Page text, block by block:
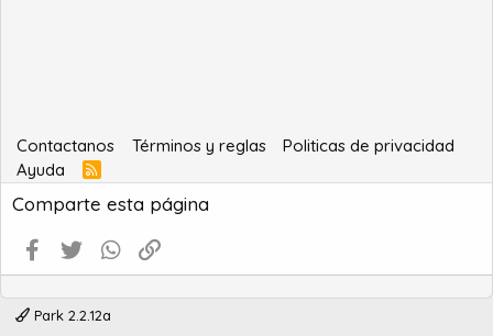
Contactanos Términos y reglas
Politicas de privacidad
Ayuda
R
S
S
Comparte esta página
Facebook
Twitter WhatsApp
Park 2.2.12a